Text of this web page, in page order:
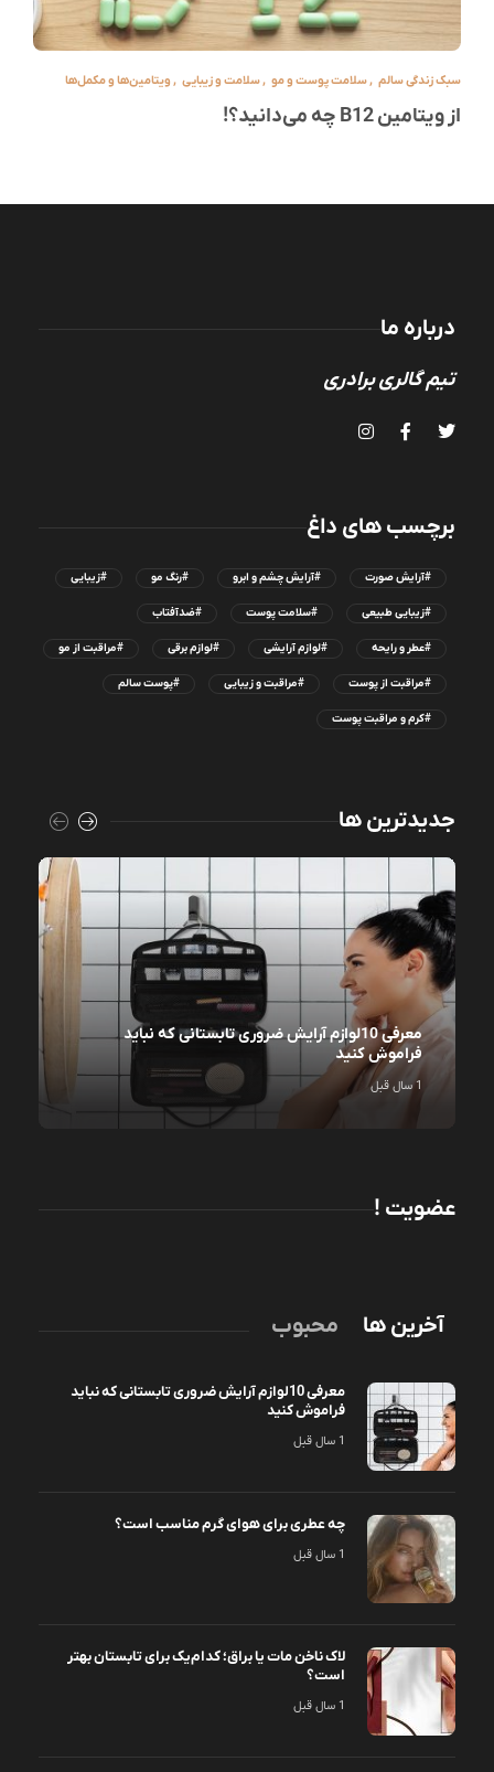
سبک زندگی سالم ,سلامت پوست و مو ,سلامت و زیبایی , ویتامین‌ها و مکمل‌ها
از ویتامین B12 چه می‌دانید؟!
درباره ما
تیم گالری برادری
برچسب های داغ
#آرایش صورت #آرایش چشم و ابرو #رنگ مو #زیبایی
#زیبایی طبیعی #سلامت پوست #ضدآفتاب
#عطر و رایحه #لوازم آرایشی #لوازم برقی #مراقبت از مو
#مراقبت از پوست #مراقبت و زیبایی #پوست سالم
#کرم و مراقبت پوست
جدیدترین ها
معرفی 10لوازم آرایش ضروری تابستانی که نباید
فراموش کنید
1 سال قبل
عضویت !
آخرین ها محبوب
معرفی 10لوازم آرایش ضروری تابستانی که نباید
فراموش کنید
1 سال قبل
چه عطری برای هوای گرم مناسب است؟
1 سال قبل
لاک ناخن مات یا براق؛ کدام‌یک برای تابستان بهتر
است؟
1 سال قبل